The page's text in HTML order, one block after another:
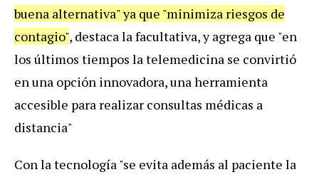
buena alternativa"ya que "minimiza riesgos de
contagio", destacalafacultativa,y agrega que "en
los últimos tiempos latelemedicina se convirtió
enuna opción innovadora,unaherramienta
accesible para realizar consultas médicas a
distancia"
Conlatecnología"se evita además al paciente la